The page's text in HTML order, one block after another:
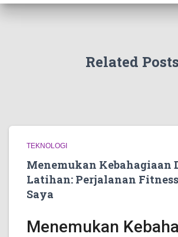
Related Posts
TEKNOLOGI
Menemukan Kebahagiaan
Latihan: Perjalanan
Saya
Menemukan